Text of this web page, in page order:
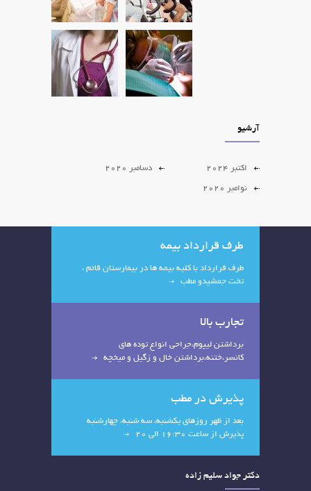
آرشیو
اکتبر 2024 دسامبر 2020
نوامبر 2020
طرف قرارداد بیمه
طرف قرارداد با کلیه بیمه ها در بیمارستان قائم ،
تخت جمشیدو مطب
تجارب بالا
برداشتن لیپوم،جراحی انواع توده های
کانسر،ختنه،برداشتن خال و زگیل و میخچه
پذیرش در مطب
بعد از ظهر روزهای یکشنبه، سه شنبه، چهارشنبه
پذیرش از ساعت 16:30 الی 20
دکتر جواد سلیم زاده